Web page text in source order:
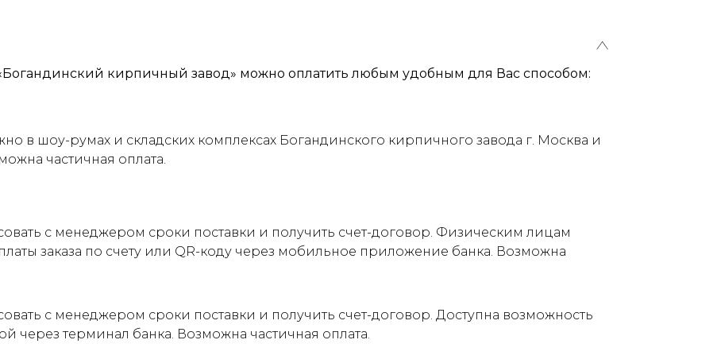
кирпичный завод» можно оплатить любым удобным для Вас способом:
в шоу-румах и складских комплексах Богандинского кирпичного завода г. Москва и
частичная оплата.
с менеджером сроки поставки и получить счет-договор. Физическим лицам
заказа по счету или QR-коду через мобильное приложение банка. Возможна
с менеджером сроки поставки и получить счет-договор. Доступна возможность
через терминал банка. Возможна частичная оплата.